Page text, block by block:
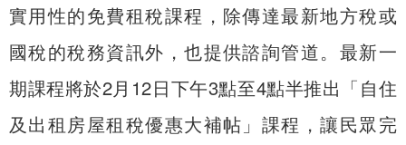
實用性的免費租稅課程，除傳達最新地方稅或
國稅的稅務資訊外，也提供諮詢管道。最新一
期課程將於2月12日下午3點至4點半推出「自住
及出租房屋租稅優惠大補帖」課程，讓民眾完